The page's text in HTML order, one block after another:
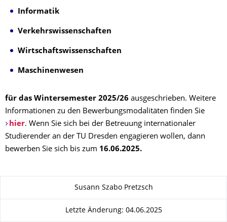
Informatik
Verkehrswissenschaften
Wirtschaftswissenschaften
Maschinenwesen
für das Wintersemester 2025/26 ausgeschrieben. Weitere
Informationen zu den Bewerbungsmodalitäten finden Sie
hier. Wenn Sie sich bei der Betreuung internationaler
Studierender an der TU Dresden engagieren wollen, dann
bewerben Sie sich bis zum 16.06.2025.
Zu dieser SeiteSusann Szabo Pretzsch
Letzte Änderung: 04.06.2025